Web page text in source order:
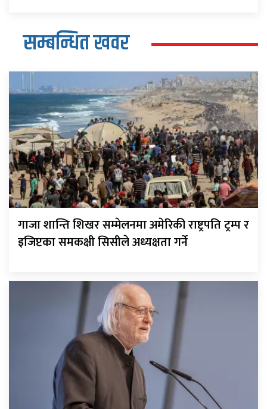
सम्बन्धित खवर
गाजा शान्ति शिखर सम्मेलनमा अमेरिकी राष्ट्रपति ट्रम्प र
इजिप्टका समकक्षी सिसीले अध्यक्षता गर्ने